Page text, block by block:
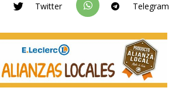
Twitter Telegram